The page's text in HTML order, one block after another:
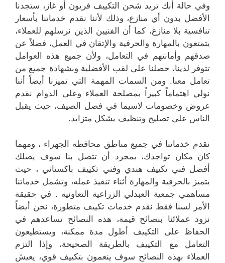
وفي حالة أنك تريد شحن التكييف فريون أو غاز، ستجدنا
الأفضل بدون أي منازع، وذلك لأننا نقدم خدماتنا بأسعار
تنافسية بلا منازع، كما أن الفنيين الذين نرسلهم للعملاء،
يتمتعون بالمهارة والحرفية والإتقان في العمل، فضلاً عن
صدقهم وأمانتهم في التعامل، ولأن جميع هذه العوامل
تتوفر لدينا، حصلنا على لقب الأفضلية وبشهادة جميع من
تعامل معنا. ومن السمات المهمة التي تميزنا أيضاً أننا
نولي اهتماماً كبيراً بمصلحة العملاء وعلى الدوام نقدم
عروض وخصومات لاسيما في فصل الصيف، حيث يقبل
الناس على تصليح وتنظيف بشكل متزايد.
نقدم خدماتنا في جميع مناطق محافظة الجهراء ، ومهما
كان مكان تواجدك، بمجرد أن تتصل بنا سوف يصلك
أفضل فني تكييف هندي وفني تكييف باكستاني ، حيث
يتميز بالحرفية والمهارة أثناء تنفيذ عمله، وتشمل خدماتنا
مساهمي جمعية العبدلي الزراعية التعاونية . في حقيقة
الأمر لسنا فقط نقدم خدمات تكييف متطورة، نحن أيضاً
نزود عملائنا بنصائح قيمة، هذه النصائح تساعدهم في
الحفاظ على التكييف أطول مدة ممكنة، ويستطيعون
التعامل مع التكييف بالطريقة الصحيحة، وإذا التزم
العملاء بهذه النصائح سوف ينعمون بتكييف قوي، يعيش